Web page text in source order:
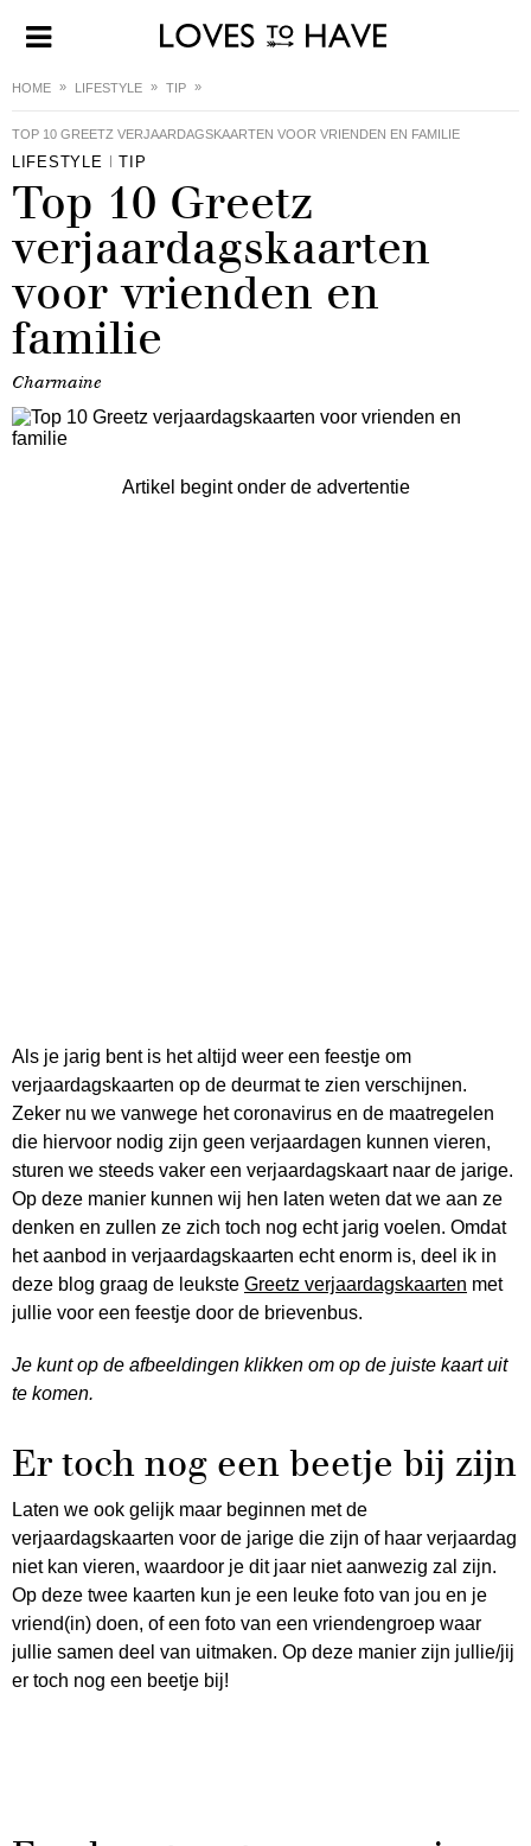
HOME LIFESTYLE TIP
TOP 10 GREETZ VERJAARDAGSKAARTEN VOOR VRIENDEN EN FAMILIE
LIFESTYLE TIP
Top 10 Greetz
verjaardagskaarten
voor vrienden en
familie
Charmaine
Artikel begint onder de advertentie
Als je jarig bent is het altijd weer een feestje om
verjaardagskaarten op de deurmat te zien verschijnen.
Zeker nu we vanwege het coronavirus en de maatregelen
die hiervoor nodig zijn geen verjaardagen kunnen vieren,
sturen we steeds vaker een verjaardagskaart naar de jarige.
Op deze manier kunnen wij hen laten weten dat we aan ze
denken en zullen ze zich toch nog echt jarig voelen. Omdat
het aanbod in verjaardagskaarten echt enorm is, deel ik in
deze blog graag de leukste Greetz verjaardagskaarten met
jullie voor een feestje door de brievenbus.
Je kunt op de afbeeldingen klikken om op de juiste kaart uit
te komen.
Er toch nog een beetje bij zijn
Laten we ook gelijk maar beginnen met de
verjaardagskaarten voor de jarige die zijn of haar verjaardag
niet kan vieren, waardoor je dit jaar niet aanwezig zal zijn.
Op deze twee kaarten kun je een leuke foto van jou en je
vriend(in) doen, of een foto van een vriendengroep waar
jullie samen deel van uitmaken. Op deze manier zijn jullie/jij
er toch nog een beetje bij!